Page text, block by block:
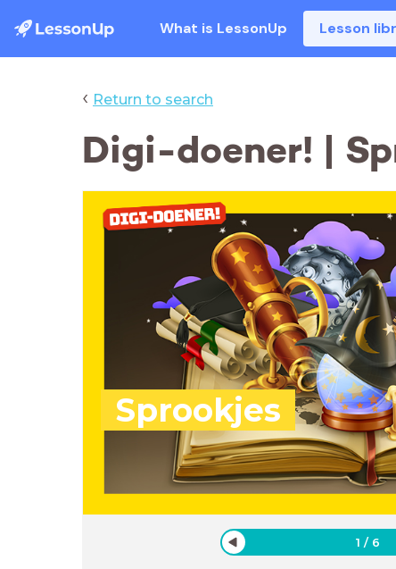
What is LessonUp Lesson
‹ Return to search
Digi-doener! |
Sprookjes
1 / 6